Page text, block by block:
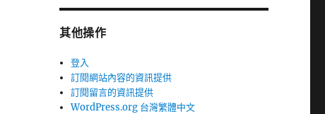
其他操作
登入
訂閱網站內容的資訊提供
訂閱留言的資訊提供
WordPress.org 台灣繁體中文